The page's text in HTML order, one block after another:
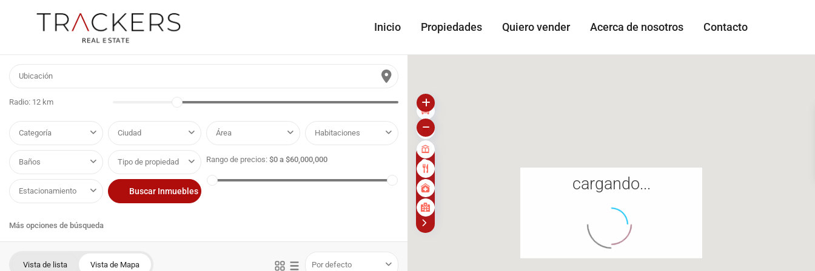
Inicio Propiedades Quiero vender Acerca de nosotros Contacto
cargando...
Radio: 12 km
Categoría Ciudad Área Habitaciones
Baños Tipo de propiedad Rango de precios: $0 a $60,000,000
Estacionamiento
Más opciones de búsqueda
Vista de lista Vista de Mapa Por defecto